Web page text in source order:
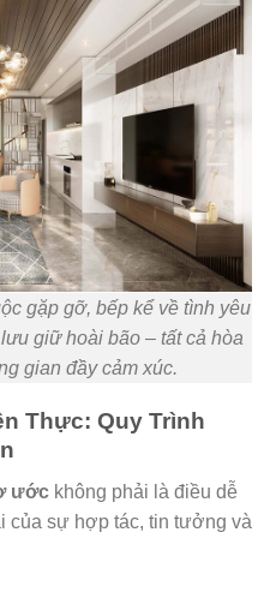
gặp gỡ, bếp kể về tình yêu
giữ hoài bão – tất cả hòa
gian đầy cảm xúc.
Thực: Quy Trình
ước không phải là điều dễ
của sự hợp tác, tin tưởng và